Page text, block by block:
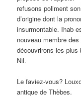
refusons poliment
d’origine dont la
insurmontable. Ihab
nouveau membre
découvrirons les plus
Nil.
Le faviez-vous?
antique de Thèbes.